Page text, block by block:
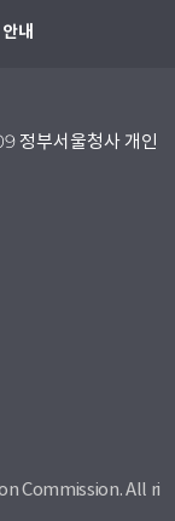
내
정부서울청사 개인
Commission. All ri